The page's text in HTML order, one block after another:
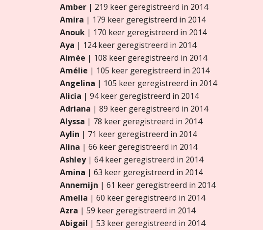
Amber | 219 keer geregistreerd in 2014
Amira | 179 keer geregistreerd in 2014
Anouk | 170 keer geregistreerd in 2014
Aya | 124 keer geregistreerd in 2014
Aimée | 108 keer geregistreerd in 2014
Amélie | 105 keer geregistreerd in 2014
Angelina | 105 keer geregistreerd in 2014
Alicia | 94 keer geregistreerd in 2014
Adriana | 89 keer geregistreerd in 2014
Alyssa | 78 keer geregistreerd in 2014
Aylin | 71 keer geregistreerd in 2014
Alina | 66 keer geregistreerd in 2014
Ashley| 64 keer geregistreerd in 2014
Amina | 63 keer geregistreerd in 2014
Annemijn | 61 keer geregistreerd in 2014
Amelia | 60 keer geregistreerd in 2014
Azra | 59 keer geregistreerd in 2014
Abigail | 53 keer geregistreerd in 2014